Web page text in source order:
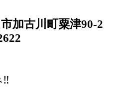
加古川町粟津90-2